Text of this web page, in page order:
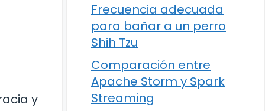
y
Frecuencia adecuada
para bañar a un perro
Shih Tzu
Comparación entre
Apache Storm y Spark
Streaming